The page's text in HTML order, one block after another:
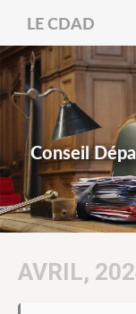
LE CDAD
Conseil
AVRIL,